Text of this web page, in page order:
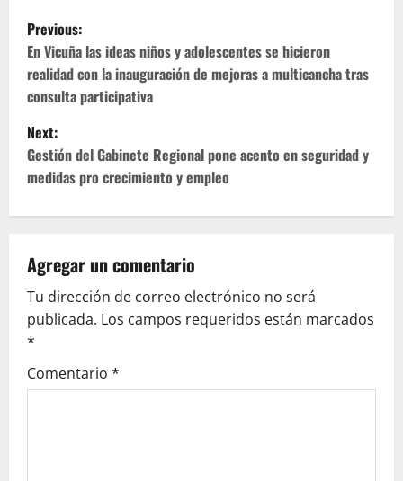
P
o
s
t
n
a
v
i
g
a
t
Previous:
En Vicuña las ideas niños y adolescentes se hicieron
realidad con la inauguración de mejoras a multicancha tras
consulta participativa
Next:
Gestión del Gabinete Regional pone acento en seguridad y
medidas pro crecimiento y empleo
Agregar un comentario
Tu dirección de correo electrónico no será
publicada. Los campos requeridos están marcados
*
Comentario *